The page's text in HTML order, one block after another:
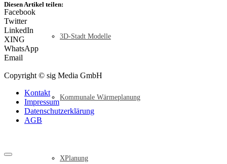
3D-Stadt Modelle
Kommunale Wärmeplanung
XPlanung
Diesen Artikel teilen:
Facebook
Twitter
LinkedIn
XING
WhatsApp
Email
Copyright © sig Media GmbH
Kontakt
Impressum
Datenschutzerklärung
AGB